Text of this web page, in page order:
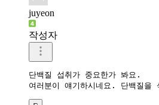
juyeon
작성자
단백질 섭취가 중요한가 봐요.
여러분이 얘기하시네요. 단백질을